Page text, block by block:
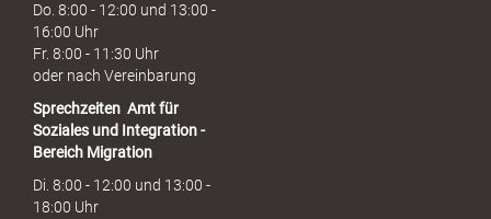
Do. 8:00 - 12:00 und 13:00 -
16:00 Uhr
Fr. 8:00 - 11:30 Uhr
oder nach Vereinbarung
Sprechzeiten Amt für
Soziales und Integration -
Bereich Migration
Di. 8:00 - 12:00 und 13:00 -
18:00 Uhr